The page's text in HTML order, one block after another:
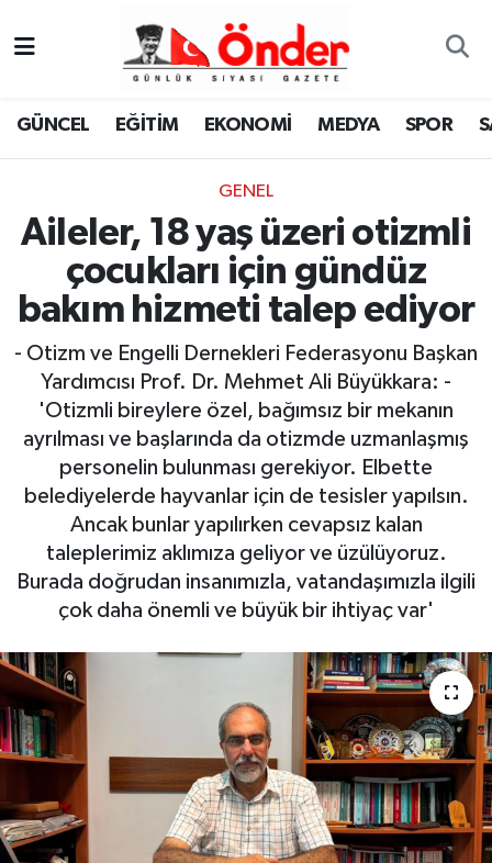
GÜNCEL EĞİTİM EKONOMİ MEDYA SPOR
GENEL
Aileler, 18 yaş üzeri otizmli
çocukları için gündüz
bakım hizmeti talep ediyor
- Otizm ve Engelli Dernekleri Federasyonu Başkan
Yardımcısı Prof. Dr. Mehmet Ali Büyükkara: -
'Otizmli bireylere özel, bağımsız bir mekanın
ayrılması ve başlarında da otizmde uzmanlaşmış
personelin bulunması gerekiyor. Elbette
belediyelerde hayvanlar için de tesisler yapılsın.
Ancak bunlar yapılırken cevapsız kalan
taleplerimiz aklımıza geliyor ve üzülüyoruz.
Burada doğrudan insanımızla, vatandaşımızla ilgili
çok daha önemli ve büyük bir ihtiyaç var'
GÜNCEL
MEDYA
SPOR
SAĞLIK
KÜLTÜR-SANAT
YAŞAM
RESMİ İLAN
Zonguldak Nöbetçi Eczaneler
Zonguldak Namaz Vakitleri
Zonguldak Trafik Yoğunluk Haritası
TFF 3.Lig 4.Grup Puan Durumu ve Fikstür
Tüm Manşetler
Son Dakika Haberleri
Haber Arşivi